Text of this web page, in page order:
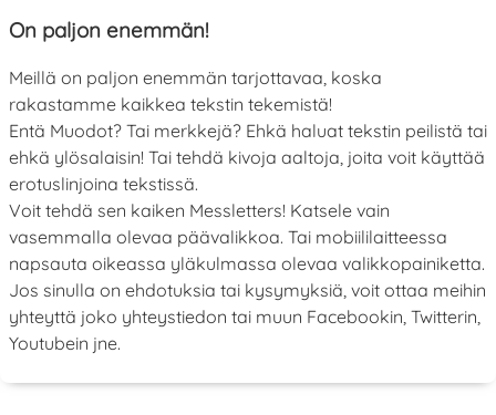
On paljon enemmän!
Meillä on paljon enemmän tarjottavaa, koska
rakastamme kaikkea tekstin tekemistä!
Entä Muodot? Tai merkkejä? Ehkä haluat tekstin peilistä tai
ehkä ylösalaisin! Tai tehdä kivoja aaltoja, joita voit käyttää
erotuslinjoina tekstissä.
Voit tehdä sen kaiken Messletters! Katsele vain
vasemmalla olevaa päävalikkoa. Tai mobiililaitteessa
napsauta oikeassa yläkulmassa olevaa valikkopainiketta.
Jos sinulla on ehdotuksia tai kysymyksiä, voit ottaa meihin
yhteyttä joko yhteystiedon tai muun Facebookin, Twitterin,
Youtubein jne.